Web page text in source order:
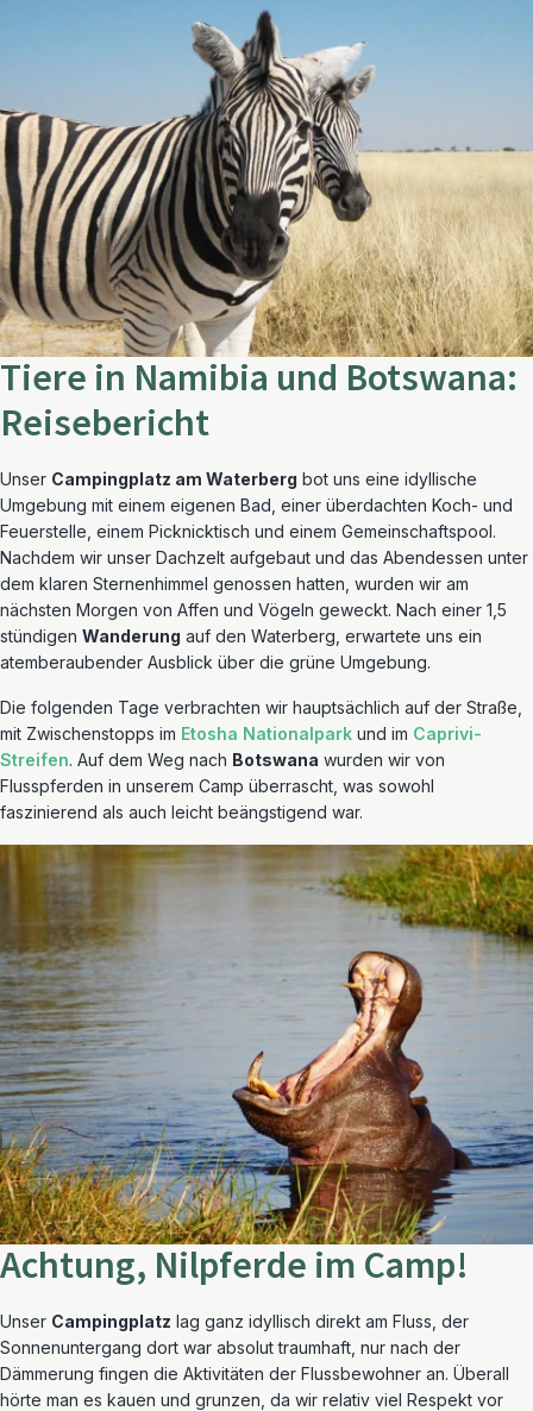
Tiere in Namibia und Botswana:
Reisebericht
Unser Campingplatz am Waterberg bot uns eine idyllische
Umgebung mit einem eigenen Bad, einer überdachten Koch- und
Feuerstelle, einem Picknicktisch und einem Gemeinschaftspool.
Nachdem wir unser Dachzelt aufgebaut und das Abendessen unter
dem klaren Sternenhimmel genossen hatten, wurden wir am
nächsten Morgen von Affen und Vögeln geweckt. Nach einer 1,5
stündigen Wanderung auf den Waterberg, erwartete uns ein
atemberaubender Ausblick über die grüne Umgebung.
Die folgenden Tage verbrachten wir hauptsächlich auf der Straße,
mit Zwischenstopps im Etosha Nationalpark und im Caprivi-
Streifen. Auf dem Weg nach Botswana wurden wir von
Flusspferden in unserem Camp überrascht, was sowohl
faszinierend als auch leicht beängstigend war.
Achtung, Nilpferde im Camp!
Unser Campingplatz lag ganz idyllisch direkt am Fluss, der
Sonnenuntergang dort war absolut traumhaft, nur nach der
Dämmerung fingen die Aktivitäten der Flussbewohner an. Überall
hörte man es kauen und grunzen, da wir relativ viel Respekt vor